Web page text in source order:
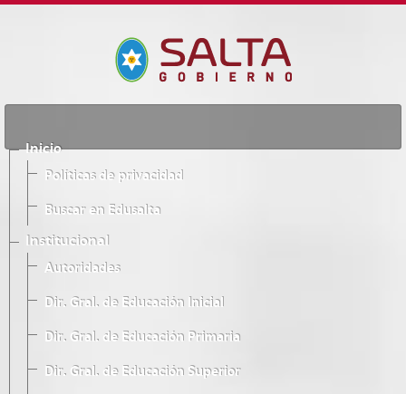
Inicio
Políticas de privacidad
Buscar en Edusalta
Institucional
Autoridades
Dir. Gral. de Educación Inicial
Dir. Gral. de Educación Primaria
Dir. Gral. de Educación Superior